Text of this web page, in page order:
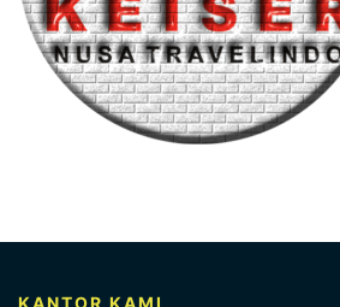
KANTOR KAMI